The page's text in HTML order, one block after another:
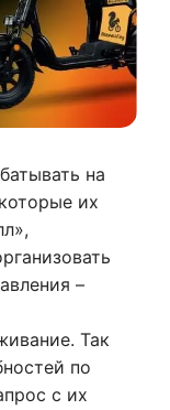
на
их
–
Так
по
с их